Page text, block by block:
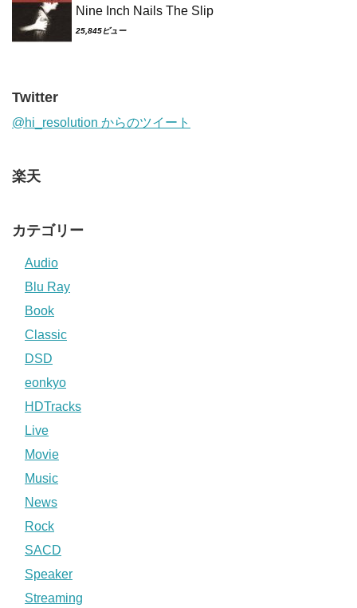
Nine Inch Nails The Slip
25,845ビュー
Twitter
@hi_resolution からのツイート
楽天
カテゴリー
Audio
Blu Ray
Book
Classic
DSD
eonkyo
HDTracks
Live
Movie
Music
News
Rock
SACD
Speaker
Streaming